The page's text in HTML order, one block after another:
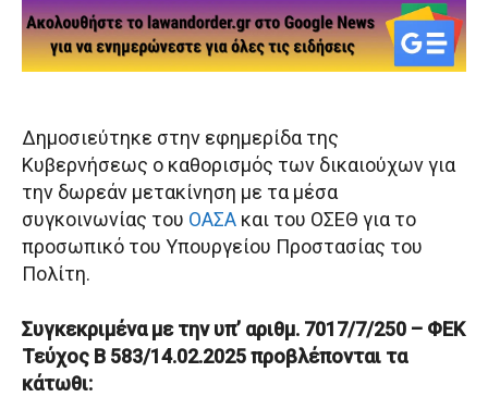
Δημοσιεύτηκε στην εφημερίδα της
Κυβερνήσεως ο καθορισμός των δικαιούχων για
την δωρεάν μετακίνηση με τα μέσα
συγκοινωνίας του ΟΑΣΑ και του ΟΣΕΘ για το
προσωπικό του Υπουργείου Προστασίας του
Πολίτη.
Συγκεκριμένα με την υπ’ αριθμ. 7017/7/250 – ΦΕΚ
Τεύχος Β 583/14.02.2025 προβλέπονται τα
κάτωθι: